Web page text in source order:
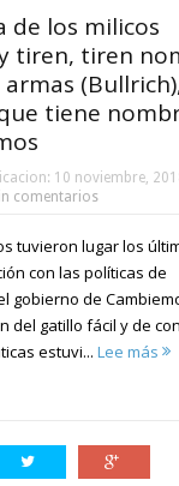
de los milicos
tiren, tiren
armas
tiene
10 noviembre,
comentarios
tuvieron lugar los
con las políticas de
gobierno de
del gatillo fácil y de
estuvi... Lee más